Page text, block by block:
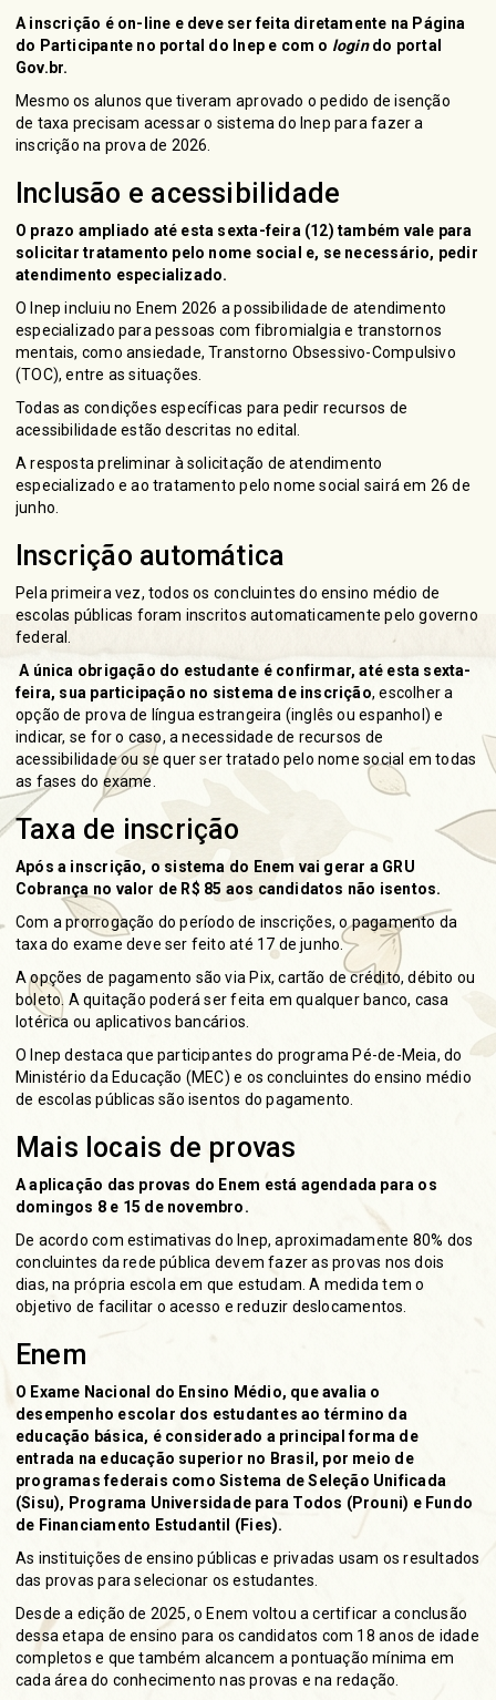
A inscrição é on-line e deve ser feita diretamente na Página
do Participante no portal do Inep e com o logindo portal
Gov.br.
Mesmo os alunos que tiveram aprovado o pedido de isenção
de taxa precisam acessar o sistema do Inep para fazer a
inscrição na prova de 2026.
Inclusão e acessibilidade
O prazo ampliado até esta sexta-feira (12) também vale para
solicitar tratamento pelo nome social e, se necessário, pedir
atendimento especializado.
O Inep incluiu no Enem 2026 a possibilidade de atendimento
especializado para pessoas com fibromialgia e transtornos
mentais, como ansiedade, Transtorno Obsessivo-Compulsivo
(TOC), entre as situações.
Todas as condições específicas para pedir recursos de
acessibilidade estão descritas noedital
A resposta preliminar à solicitação de atendimento
especializado e ao tratamento pelo nome social sairá em 26 de
junho.
Inscrição automática
Pela primeira vez, todos os concluintes do ensino médio de
escolas públicas foram inscritos automaticamente pelo governo
federal.
A única obrigação do estudante é confirmar, até esta sexta-
feira, sua participação no sistema de inscrição, escolher a
opção de prova de língua estrangeira (inglês ou espanhol) e
indicar, se for o caso, a necessidade de recursos de
acessibilidade ou se quer ser tratado pelo nome social em todas
as fases do exame.
Taxa de inscrição
Após a inscrição, o sistema do Enem vai gerar a GRU
Cobrança no valor de R$ 85 aos candidatos não isentos.
Com a prorrogação do período de inscrições, o pagamento da
taxa do exame deve ser feito até 17 de junho.
A opções de pagamento são via Pix, cartão de crédito, débito ou
boleto. A quitação poderá ser feita em qualquer banco, casa
lotérica ou aplicativos bancários.
O Inep destaca que participantes do programa Pé-de-Meia, do
Ministério da Educação (MEC) e os concluintes do ensino médio
de escolas públicas são isentos do pagamento.
Mais locais de provas
A aplicação das provas do Enem está agendada para os
domingos 8 e 15 de novembro.
De acordo com estimativas do Inep, aproximadamente 80% dos
concluintes da rede pública devem fazer as provas nos dois
dias, na própria escola em que estudam. A medida tem o
objetivo de facilitar o acesso e reduzir deslocamentos.
Enem
O Exame Nacional do Ensino Médio, que avalia o
desempenho escolar dos estudantes ao término da
educação básica, é considerado a principal forma de
entrada na educação superior no Brasil, por meio de
programas federais comoSistema de Seleção Unificada
(Sisu), Programa Universidade para Todos (Prouni) e Fundo
de Financiamento Estudantil (Fies).
As instituições de ensino públicas e privadas usam os resultados
das provas para selecionar os estudantes.
Desde a edição de 2025, o Enem voltou a certificar a conclusão
dessa etapa de ensino para os candidatos com 18 anos de idade
completos e que também alcancem a pontuação mínima em
cada área do conhecimento nas provas e na redação.